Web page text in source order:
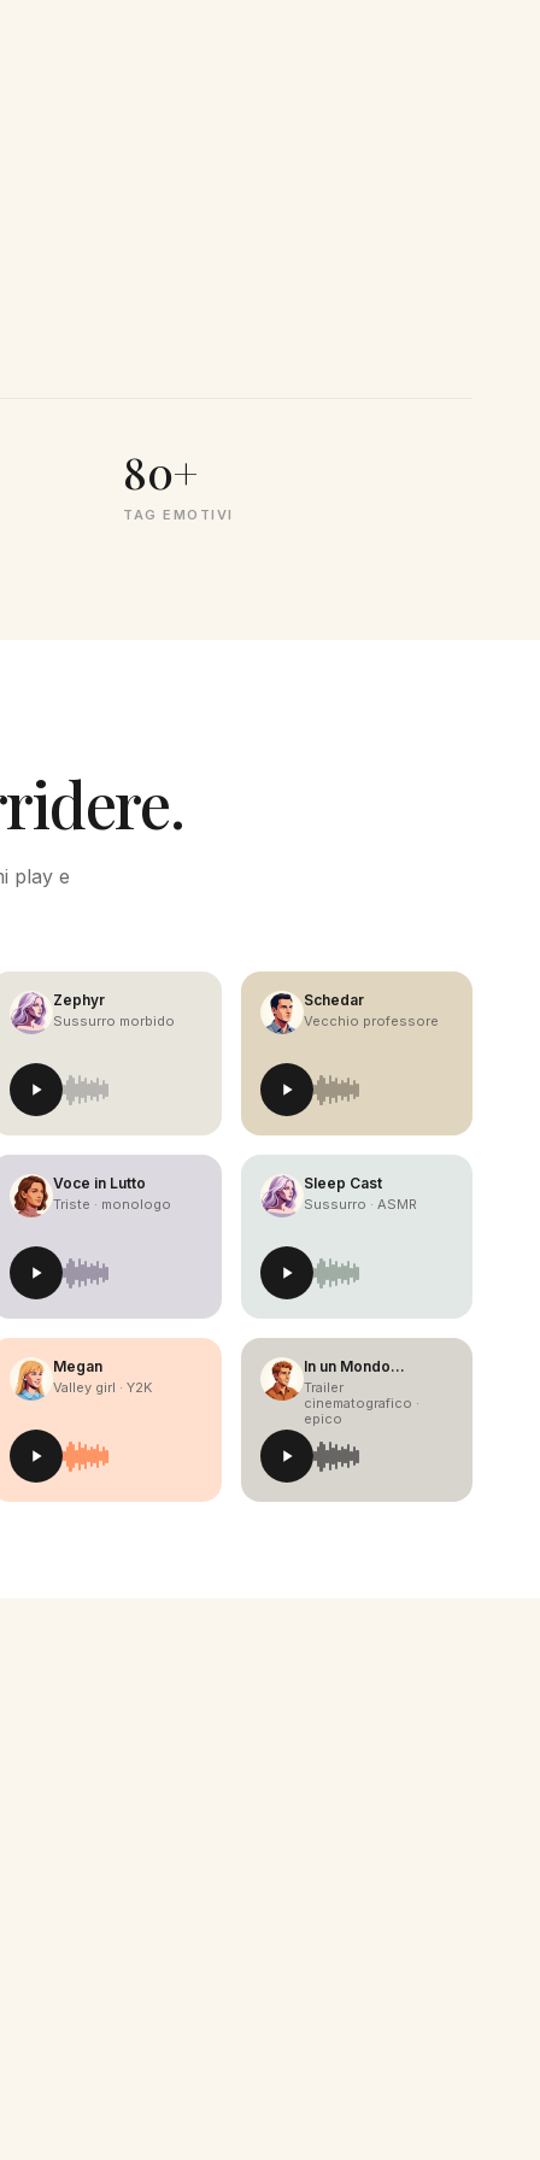
80+
TAG EMOTIVI
play e
Zephyr
Sussurro morbido
Schedar
Vecchio professore
Voce in Lutto
Triste · monologo
Sleep Cast
Sussurro · ASMR
Megan
Valley girl · Y2K
In un Mondo…
Trailer
cinematografico ·
epico